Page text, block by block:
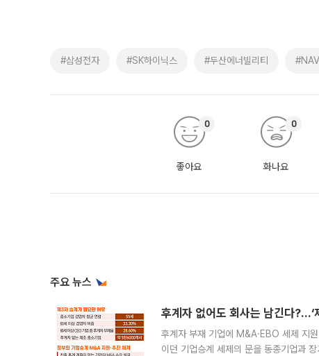
#삼성전자 #SK하이닉스 #두산에너빌리티
좋아요
0
화나요
0
주요 뉴스
후계자 없어도 회사는 남긴다
후계자 부재 기업에 M&A·EBO 세제 지
이던 기업승계 세제의 문을 동종기업과